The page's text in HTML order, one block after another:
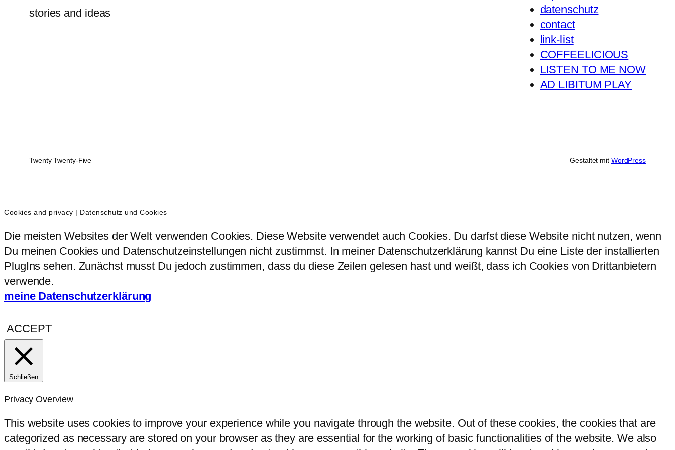
stories and ideas
datenschutz
contact
link-list
COFFEELICIOUS
LISTEN TO ME NOW
AD LIBITUM PLAY
Twenty Twenty-Five Gestaltet mit WordPress
Cookies and privacy | Datenschutz und Cookies
Die meisten Websites der Welt verwenden Cookies. Diese Website verwendet auch Cookies. Du darfst diese Website nicht nutzen, wenn
Du meinen Cookies und Datenschutzeinstellungen nicht zustimmst. In meiner Datenschutzerklärung kannst Du eine Liste der installierten
PlugIns sehen. Zunächst musst Du jedoch zustimmen, dass du diese Zeilen gelesen hast und weißt, dass ich Cookies von Drittanbietern
verwende.
meine Datenschutzerklärung
ACCEPT
Schließen
Privacy Overview
This website uses cookies to improve your experience while you navigate through the website. Out of these cookies, the cookies that are
categorized as necessary are stored on your browser as they are essential for the working of basic functionalities of the website. We also